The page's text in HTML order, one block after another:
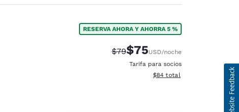
RESERVA AHORA Y AHORRA 5 %
Precio tachado:
$79Precio con descuento:
$75USD/noche
Tarifa para socios
Ver detalles del total
$84 total